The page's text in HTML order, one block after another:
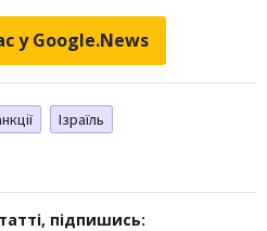
у Google.News
Ізраїль
підпишись: